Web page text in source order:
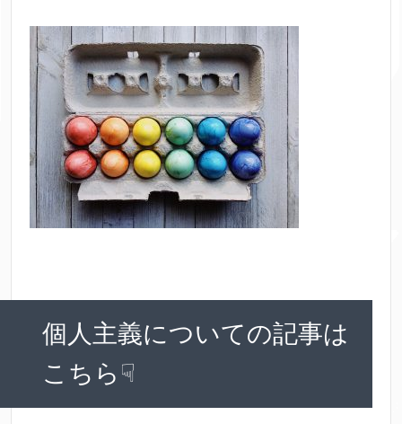
個人主義についての記事は
こちら☟